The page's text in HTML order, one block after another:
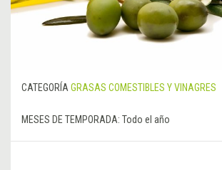
CATEGORÍA GRASAS COMESTIBLES Y VINAGRES
MESES DE TEMPORADA: Todo el año